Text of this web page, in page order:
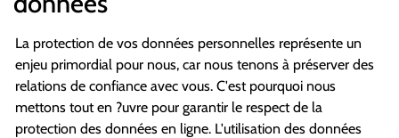
La protection de vos données personnelles représente un
enjeu primordial pour nous, car nous tenons à préserver des
relations de confiance avec vous. C'est pourquoi nous
mettons tout en ?uvre pour garantir le respect de la
protection des données en ligne. L'utilisation des données